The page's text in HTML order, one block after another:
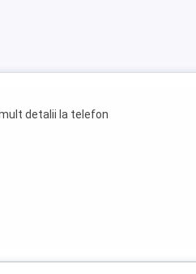
detalii la telefon